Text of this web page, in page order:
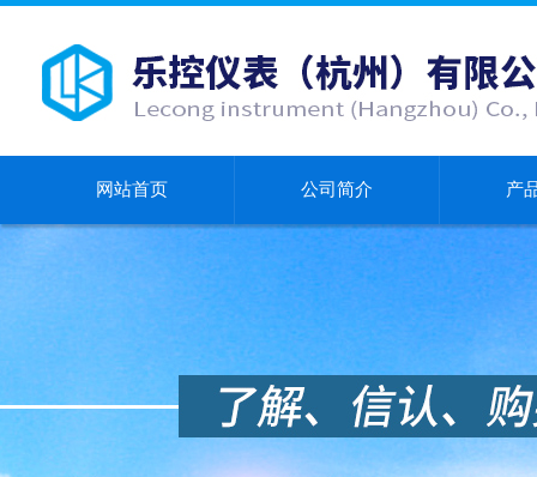
网站首页 公司简介 产